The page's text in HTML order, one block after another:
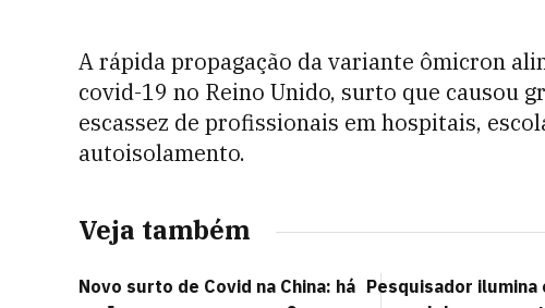
A rápida propagação da variante ômicron
covid-19 no Reino Unido, surto que causou
escassez de profissionais em hospitais,
autoisolamento.
Veja também
Novo surto de Covid na China: há Pesquisador